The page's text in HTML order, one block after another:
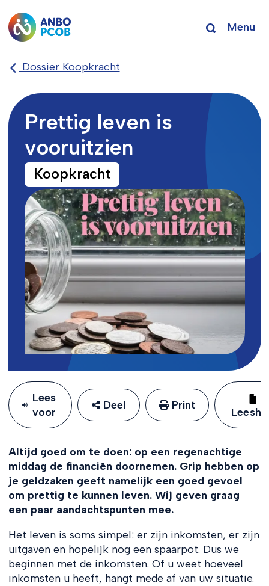
Menu
Dossier Koopkracht
Prettig leven is
vooruitzien
Koopkracht
Lees
voor
Deel Print
Altijd goed om te doen: op een regenachtige
middag de financiën doornemen. Grip hebben op
je geldzaken geeft namelijk een goed gevoel
om prettig te kunnen leven. Wij geven graag
een paar aandachtspunten mee.
Het leven is soms simpel: er zijn inkomsten, er zijn
uitgaven en hopelijk nog een spaarpot. Dus we
beginnen met de inkomsten. Of u weet hoeveel
inkomsten u heeft, hangt mede af van uw situatie.